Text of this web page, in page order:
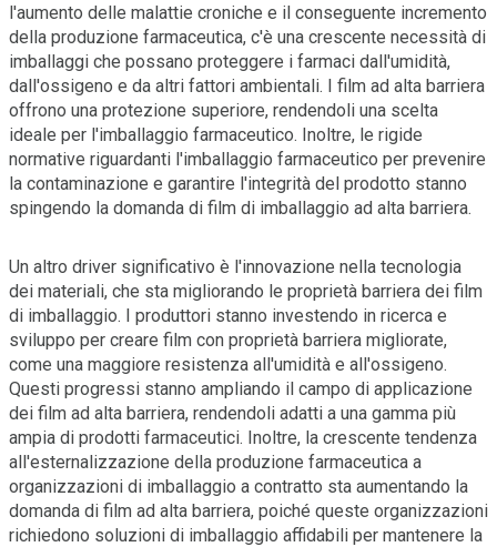
l'aumento delle malattie croniche e il conseguente incremento
della produzione farmaceutica, c'è una crescente necessità di
imballaggi che possano proteggere i farmaci dall'umidità,
dall'ossigeno e da altri fattori ambientali. I film ad alta barriera
offrono una protezione superiore, rendendoli una scelta
ideale per l'imballaggio farmaceutico. Inoltre, le rigide
normative riguardanti l'imballaggio farmaceutico per prevenire
la contaminazione e garantire l'integrità del prodotto stanno
spingendo la domanda di film di imballaggio ad alta barriera.
Un altro driver significativo è l'innovazione nella tecnologia
dei materiali, che sta migliorando le proprietà barriera dei film
di imballaggio. I produttori stanno investendo in ricerca e
sviluppo per creare film con proprietà barriera migliorate,
come una maggiore resistenza all'umidità e all'ossigeno.
Questi progressi stanno ampliando il campo di applicazione
dei film ad alta barriera, rendendoli adatti a una gamma più
ampia di prodotti farmaceutici. Inoltre, la crescente tendenza
all'esternalizzazione della produzione farmaceutica a
organizzazioni di imballaggio a contratto sta aumentando la
domanda di film ad alta barriera, poiché queste organizzazioni
richiedono soluzioni di imballaggio affidabili per mantenere la